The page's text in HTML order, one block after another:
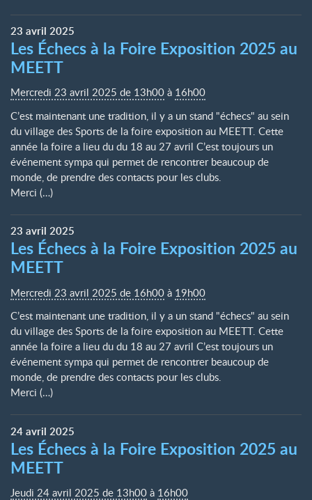
23 avril 2025
Les Échecs à la Foire Exposition 2025 au
MEETT
Mercredi 23 avril 2025 de 13h00 à 16h00
C’est maintenant une tradition, il y a un stand "échecs" au sein
du village des Sports de la foire exposition au MEETT. Cette
année la foire a lieu du du 18 au 27 avril C’est toujours un
événement sympa qui permet de rencontrer beaucoup de
monde, de prendre des contacts pour les clubs.
Merci (…)
23 avril 2025
Les Échecs à la Foire Exposition 2025 au
MEETT
Mercredi 23 avril 2025 de 16h00 à 19h00
C’est maintenant une tradition, il y a un stand "échecs" au sein
du village des Sports de la foire exposition au MEETT. Cette
année la foire a lieu du du 18 au 27 avril C’est toujours un
événement sympa qui permet de rencontrer beaucoup de
monde, de prendre des contacts pour les clubs.
Merci (…)
24avril 2025
Les Échecs à la Foire Exposition 2025 au
MEETT
Jeudi 24 avril 2025 de 13h00 à 16h00